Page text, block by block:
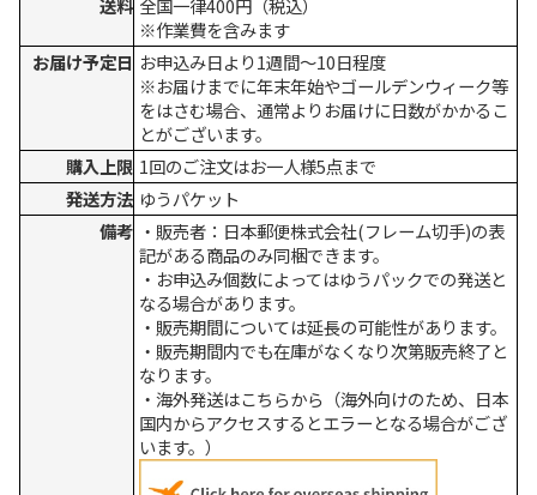
送料 全国一律400円（税込）
※作業費を含みます
お届け予定日 お申込み日より1週間～10日程度
※お届けまでに年末年始やゴールデンウィーク等
をはさむ場合、通常よりお届けに日数がかかるこ
とがございます。
購入上限 1回のご注文はお一人様5点まで
発送方法 ゆうパケット
備考 ・販売者：日本郵便株式会社(フレーム切手)の表
記がある商品のみ同梱できます。
・お申込み個数によってはゆうパックでの発送と
なる場合があります。
・販売期間については延長の可能性があります。
・販売期間内でも在庫がなくなり次第販売終了と
なります。
・海外発送はこちらから（海外向けのため、日本
国内からアクセスするとエラーとなる場合がござ
います。）